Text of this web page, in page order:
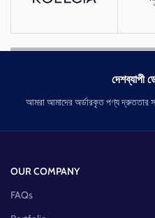
দেশব্যাপী
আমরা আমাদের অর্ডারকৃত পণ্য দ্রুততার
OUR COMPANY
FAQs